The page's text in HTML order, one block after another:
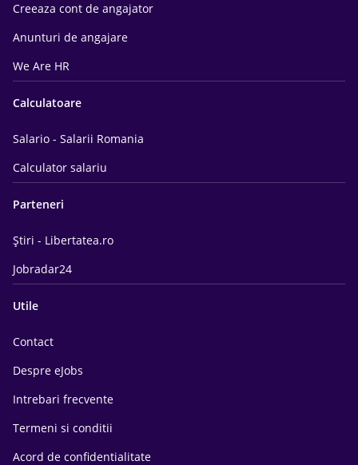
Creeaza cont de angajator
Anunturi de angajare
We Are HR
Calculatoare
Salario - Salarii Romania
Calculator salariu
Parteneri
Știri - Libertatea.ro
Jobradar24
Utile
Contact
Despre eJobs
Intrebari frecvente
Termeni si conditii
Acord de confidentialitate